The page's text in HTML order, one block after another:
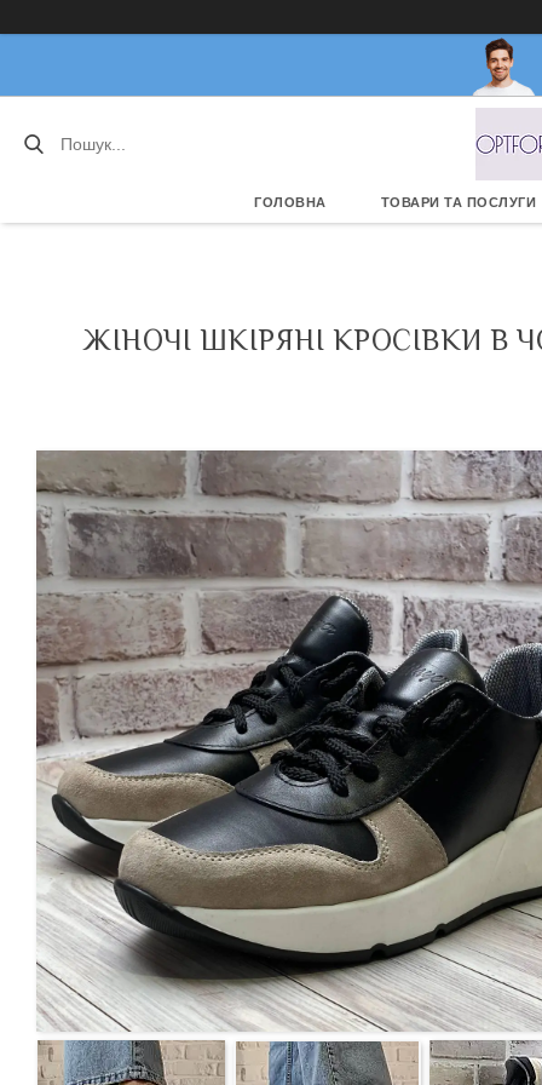
ГОЛОВНА ТОВАРИ ТА ПОСЛУГИ
ЖІНОЧІ ШКІРЯНІ КРОСІВКИ В